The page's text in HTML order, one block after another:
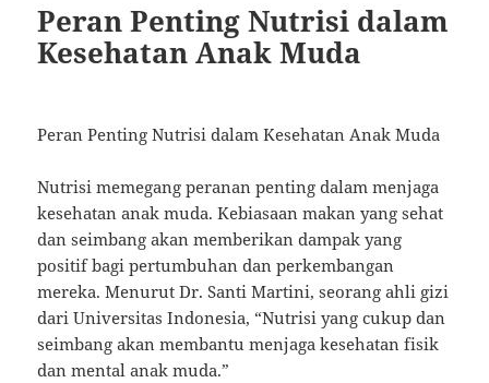
Peran Penting Nutrisi dalam
Kesehatan Anak Muda
Peran Penting Nutrisi dalam Kesehatan Anak Muda
Nutrisi memegang peranan penting dalam menjaga
kesehatan anak muda. Kebiasaan makan yang sehat
dan seimbang akan memberikan dampak yang
positif bagi pertumbuhan dan perkembangan
mereka. Menurut Dr. Santi Martini, seorang ahli gizi
dari Universitas Indonesia, “Nutrisi yang cukup dan
seimbang akan membantu menjaga kesehatan fisik
dan mental anak muda.”